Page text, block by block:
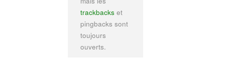
trackbacks et
pingbacks sont
toujours
ouverts.